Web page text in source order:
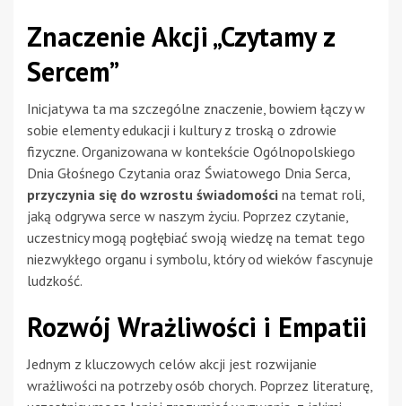
Znaczenie Akcji „Czytamy z
Sercem”
Inicjatywa ta ma szczególne znaczenie, bowiem łączy w
sobie elementy edukacji i kultury z troską o zdrowie
fizyczne. Organizowana w kontekście Ogólnopolskiego
Dnia Głośnego Czytania oraz Światowego Dnia Serca,
przyczynia się do wzrostu świadomości na temat roli,
jaką odgrywa serce w naszym życiu. Poprzez czytanie,
uczestnicy mogą pogłębiać swoją wiedzę na temat tego
niezwykłego organu i symbolu, który od wieków fascynuje
ludzkość.
Rozwój Wrażliwości i Empatii
Jednym z kluczowych celów akcji jest rozwijanie
wrażliwości na potrzeby osób chorych. Poprzez literaturę,